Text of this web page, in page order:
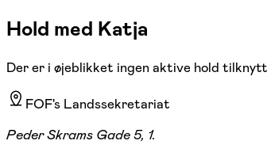
Hold med Katja
Der er i øjeblikket ingen aktive hold
FOF's Landssekretariat
Peder Skrams Gade 5, 1.